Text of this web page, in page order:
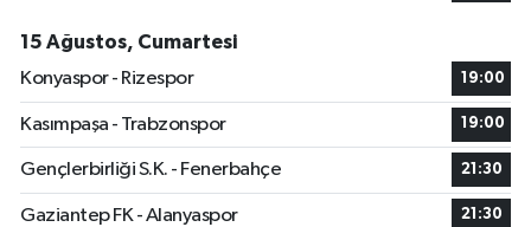
15 Ağustos, Cumartesi
Konyaspor - Rizespor
19:00
Kasımpaşa - Trabzonspor 19:00
Gençlerbirliği S.K. - Fenerbahçe 21:30
Gaziantep FK - Alanyaspor 21:30